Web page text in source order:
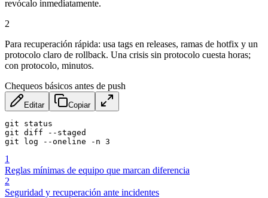
revócalo inmediatamente.
2
Para recuperación rápida: usa tags en releases, ramas de hotfix y un
protocolo claro de rollback. Una crisis sin protocolo cuesta horas;
con protocolo, minutos.
Chequeos básicos antes de push
Editar Copiar
git status
git diff --staged
git log --oneline -n 3
1
Reglas mínimas de equipo que marcan diferencia
2
Seguridad y recuperación ante incidentes